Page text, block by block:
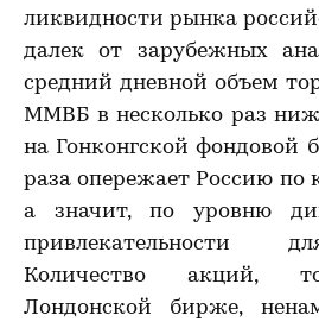
ликвидности рынка
далек от зарубежных
средний дневной объем
ММВБ в несколько раз
на Гонконгской фондовой
раза опережает Россию по
а значит, по уровню
привлекательности
Количество акций,
Лондонской бирже,